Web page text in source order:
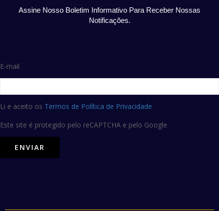
Assine Nosso Boletim Informativo Para Receber Nossas
Notificações.
E-mail
Li e aceito os Termos de Política de Privacidade
Este site é protegido pelo reCAPTCHA e pelo Google